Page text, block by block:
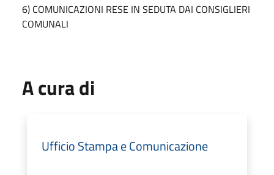
6) COMUNICAZIONI RESE IN SEDUTA DAI CONSIGLIERI
COMUNALI
A cura di
Ufficio Stampa e Comunicazione